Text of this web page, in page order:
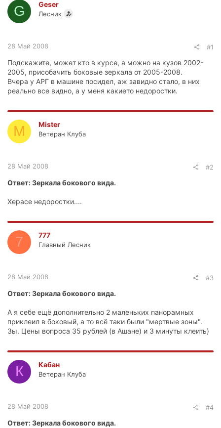
G Geser
Лесник
28 Май 2008 #1
Подскажите, может кто в курсе, а можно на кузов 2002-
2005, присобачить боковые зеркала от 2005-2008.
Вчера у АРГ в машине посидел, аж завидно стало, в них
реально все видно, а у меня какието недоростки.
M Mister
Ветеран Клуба
28 Май 2008 #2
Ответ: Зеркала бокового вида.
Херасе недоростки....
7 777
Главный Лесник
28 Май 2008 #3
Ответ: Зеркала бокового вида.
А я себе ещё дополнительно 2 маленьких панорамных
приклеил в боковый, а то всё таки были "мертвые зоны".
Зы. Цены вопроса 35 рублей (в Ашане) и 3 минуты клеить)
К Кабан
Ветеран Клуба
28 Май 2008 #4
Ответ: Зеркала бокового вида.